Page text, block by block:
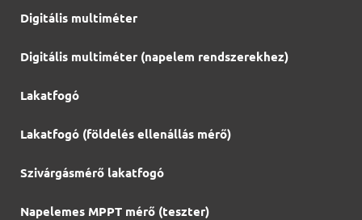
Digitális multiméter
Digitális multiméter (napelem rendszerekhez)
Lakatfogó
Lakatfogó (földelés ellenállás mérő)
Szivárgásmérő lakatfogó
Napelemes MPPT mérő (teszter)